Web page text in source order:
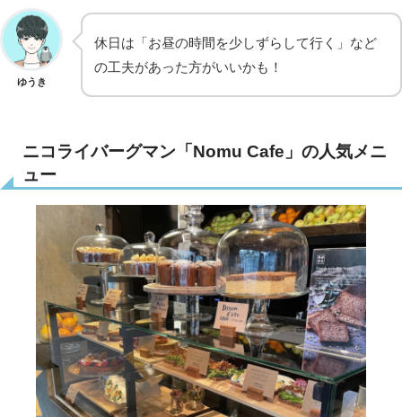
ゆうき
休日は「お昼の時間を少しずらして行く」など
の工夫があった方がいいかも！
ニコライバーグマン「Nomu Cafe」の人気メニ
ュー